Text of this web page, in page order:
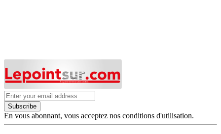
Subscribe
En vous abonnant, vous acceptez nos conditions d'utilisation.